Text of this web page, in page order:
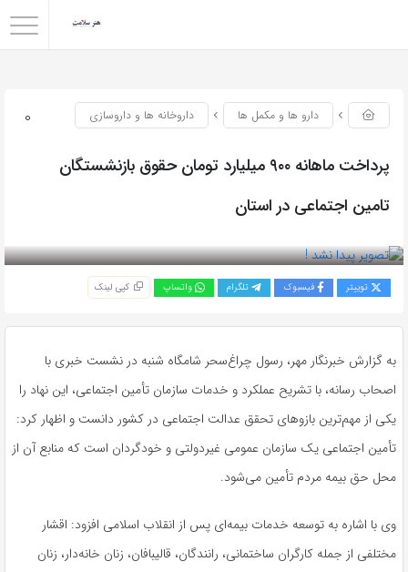
0 دارو ها و مکمل ها داروخانه ها و داروسازی
پرداخت ماهانه ۹۰۰ میلیارد تومان حقوق بازنشستگان
تامین اجتماعی در استان
توییتر فیسبوک تلگرام واتساپ کپی لینک
به گزارش خبرنگار مهر، رسول چراغ‌سحر شامگاه شنبه در نشست خبری با
اصحاب رسانه، با تشریح عملکرد و خدمات سازمان تأمین اجتماعی، این نهاد را
یکی از مهم‌ترین بازوهای تحقق عدالت اجتماعی در کشور دانست و اظهار کرد:
تأمین اجتماعی یک سازمان عمومی غیردولتی و خودگردان است که منابع آن از
محل حق بیمه مردم تأمین می‌شود.
وی با اشاره به توسعه خدمات بیمه‌ای پس از انقلاب اسلامی افزود: اقشار
مختلفی از جمله کارگران ساختمانی، رانندگان، قالیبافان، زنان خانه‌دار، زنان